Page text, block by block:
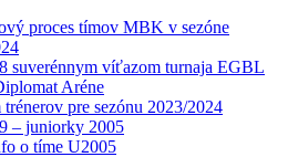
proces tímov MBK v sezóne
suverénnym víťazom turnaja EGBL
Aréne
trénerov pre sezónu 2023/2024
– juniorky 2005
o tíme U2005